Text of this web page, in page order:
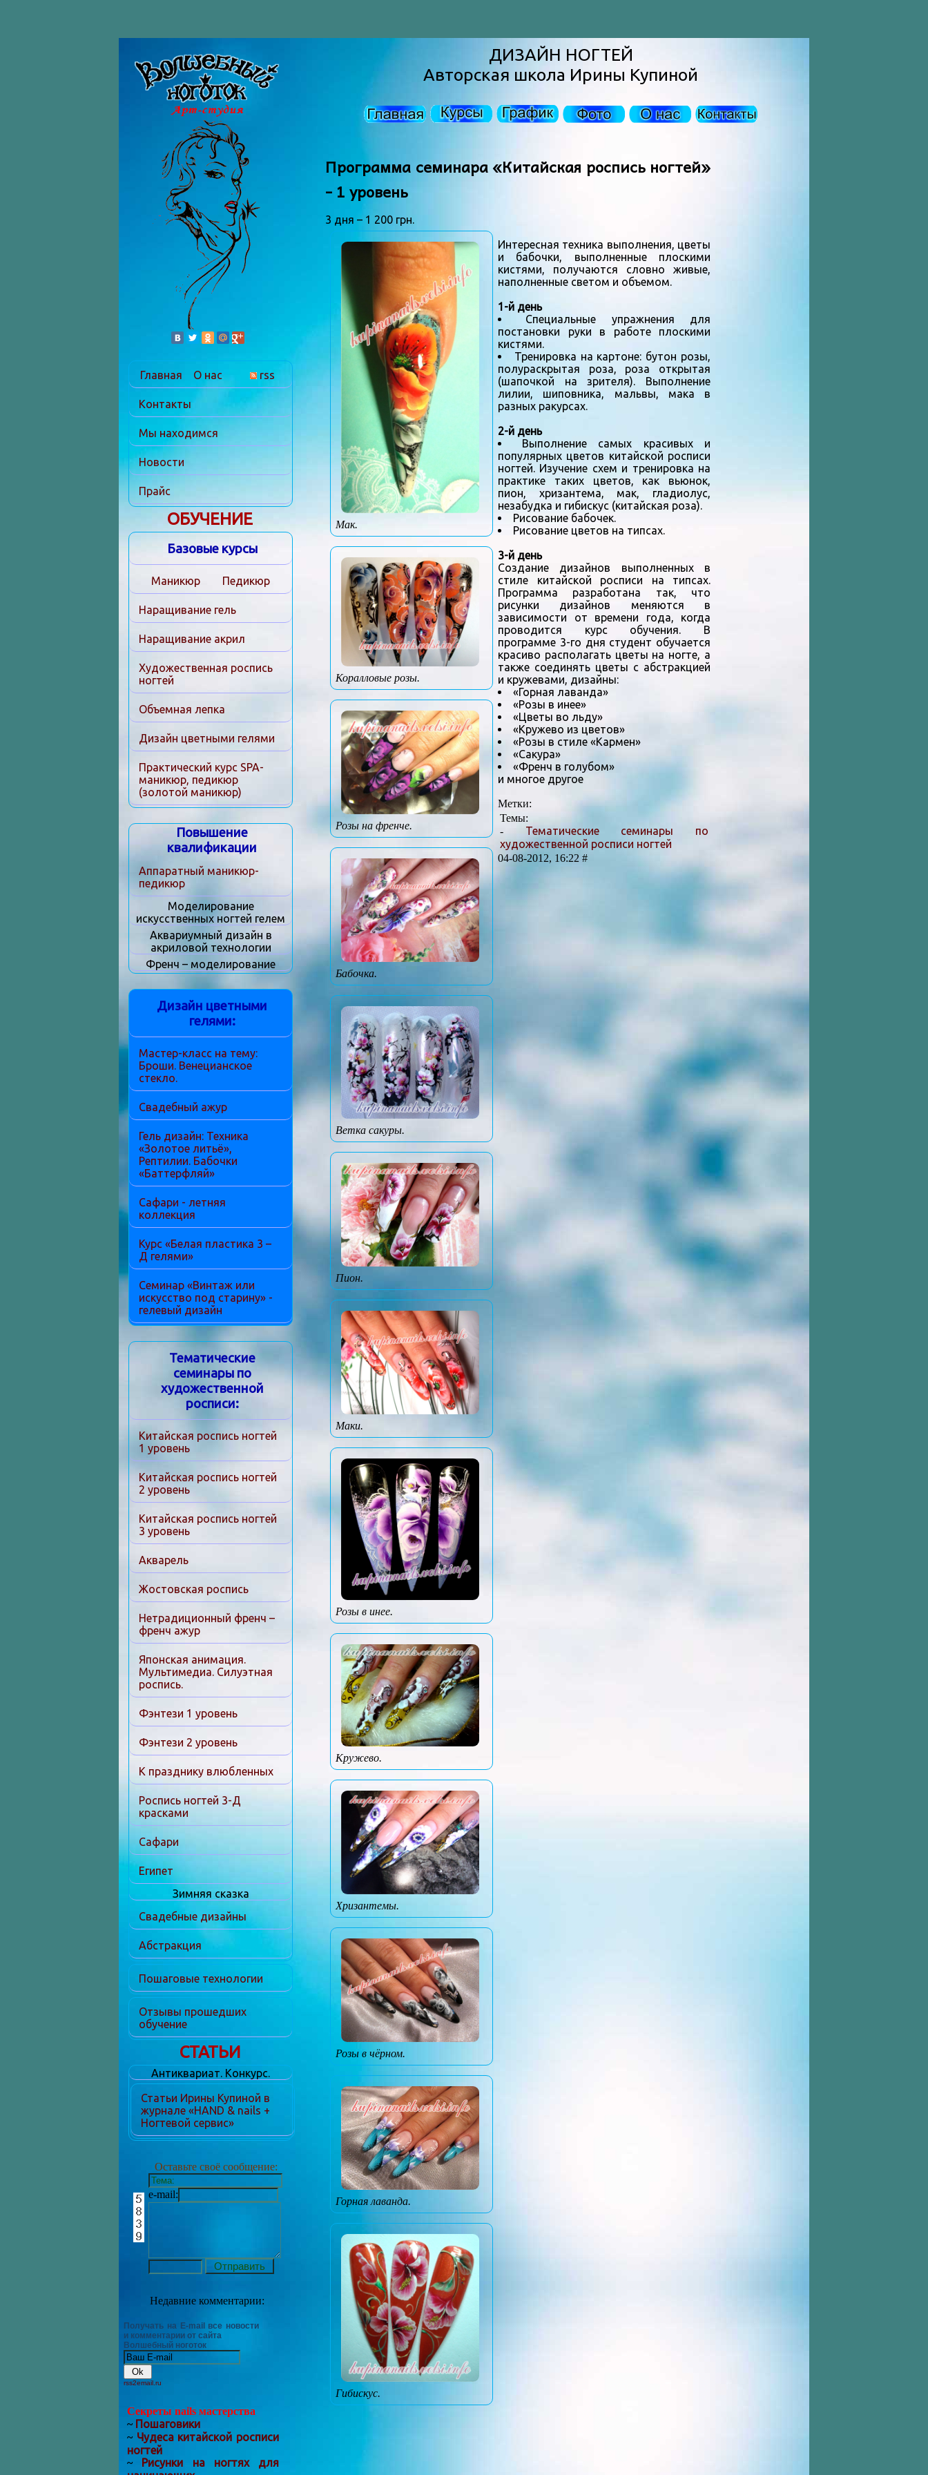
ДИЗАЙН НОГТЕЙ
Авторская школа Ирины Купиной
Программа семинара «Китайская роспись ногтей»
- 1 уровень
3 дня – 1 200 грн.
Мак.
Коралловые розы.
Розы на френче.
Бабочка.
Ветка сакуры.
Пион.
Маки.
Розы в инее.
Кружево.
Хризантемы.
Розы в чёрном.
Горная лаванда.
Гибискус.
Интересная техника выполнения, цветы
и бабочки, выполненные плоскими
кистями, получаются словно живые,
наполненные светом и объемом.
1-й день
Специальные упражнения для
постановки руки в работе плоскими
кистями.
Тренировка на картоне: бутон розы,
полураскрытая роза, роза открытая
(шапочкой на зрителя). Выполнение
лилии, шиповника, мальвы, мака в
разных ракурсах.
2-й день
Выполнение самых красивых и
популярных цветов китайской росписи
ногтей. Изучение схем и тренировка на
практике таких цветов, как вьюнок,
пион, хризантема, мак, гладиолус,
незабудка и гибискус (китайская роза).
Рисование бабочек.
Рисование цветов на типсах.
3-й день
Создание дизайнов выполненных в
стиле китайской росписи на типсах.
Программа разработана так, что
рисунки дизайнов меняются в
зависимости от времени года, когда
проводится курс обучения. В
программе 3-го дня студент обучается
красиво располагать цветы на ногте, а
также соединять цветы с абстракцией
и кружевами, дизайны:
«Горная лаванда»
«Розы в инее»
«Цветы во льду»
«Кружево из цветов»
«Розы в стиле «Кармен»
«Сакура»
«Френч в голубом»
и многое другое
Метки:
Темы:
- Тематические семинары по
художественной росписи ногтей
04-08-2012, 16:22 #
Главная О нас rss
Контакты
Мы находимся
Новости
Прайс
ОБУЧЕНИЕ
Базовые курсы
Маникюр Педикюр
Наращивание гель
Наращивание акрил
Художественная роспись
ногтей
Объемная лепка
Дизайн цветными гелями
Практический курс SPA-
маникюр, педикюр
(золотой маникюр)
Повышение
квалификации
Аппаратный маникюр-
педикюр
Моделирование
искусственных ногтей гелем
Аквариумный дизайн в
акриловой технологии
Френч – моделирование
Дизайн цветными
гелями:
Мастер-класс на тему:
Броши. Венецианское
стекло.
Свадебный ажур
Гель дизайн: Техника
«Золотое литьё»,
Рептилии. Бабочки
«Баттерфляй»
Сафари - летняя
коллекция
Курс «Белая пластика 3 –
Д гелями»
Семинар «Винтаж или
искусство под старину» -
гелевый дизайн
Тематические
семинары по
художественной
росписи:
Китайская роспись ногтей
1 уровень
Китайская роспись ногтей
2 уровень
Китайская роспись ногтей
3 уровень
Акварель
Жостовская роспись
Нетрадиционный френч –
френч ажур
Японская анимация.
Мультимедиа. Силуэтная
роспись.
Фэнтези 1 уровень
Фэнтези 2 уровень
К празднику влюбленных
Роспись ногтей 3-Д
красками
Сафари
Египет
Зимняя сказка
Свадебные дизайны
Абстракция
Пошаговые технологии
Отзывы прошедших
обучение
СТАТЬИ
Антиквариат. Конкурс.
Статьи Ирины Купиной в
журнале «HAND & nails +
Ногтевой сервис»
Оставьте своё сообщение:
e-mail:
Недавние комментарии:
Получать на E-mail все новости
и комментарии от сайта
Волшебный ноготок
rss2email.ru
Секреты nails мастерства
~ Пошаговики
~ Чудеса китайской росписи
ногтей
~ Рисунки на ногтях для